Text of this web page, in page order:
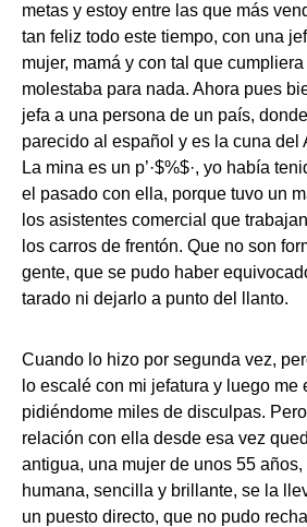
metas y estoy entre las que más
tan feliz todo este tiempo, con una
mujer, mamá y con tal que
molestaba para nada. Ahora pues
jefa a una persona de un país,
parecido al español y es la cuna del
La mina es un p’·$%$·, yo había
el pasado con ella, porque tuvo un
los asistentes comercial que
los carros de frentón. Que no son
gente, que se pudo haber
tarado ni dejarlo a punto del llanto.
Cuando lo hizo por segunda vez,
lo escalé con mi jefatura y luego me
pidiéndome miles de disculpas.
relación con ella desde esa vez
antigua, una mujer de unos 55 años,
humana, sencilla y brillante, se la
un puesto directo, que no pudo